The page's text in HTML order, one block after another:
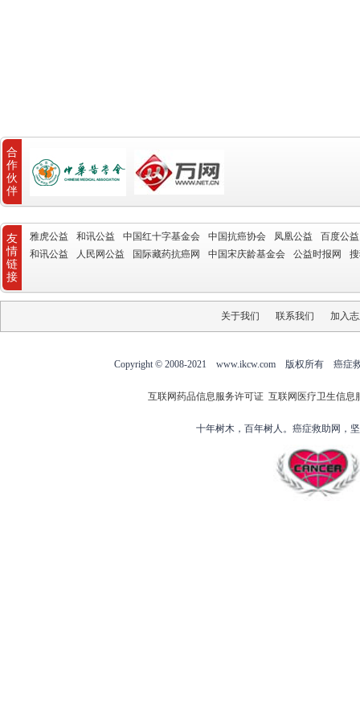
合
作
伙
伴
友
情
链
接
雅虎公益 和讯公益 中国红十字基金会 中国抗癌协会 凤凰公益
百度公益
和讯公益
人民网公益 国际藏药抗癌网 中国宋庆龄基金会 公益时报网
关于我们 联系我们 加入
Copyright © 2008-2021 www.ikcw.com 版权所有 癌症
互联网药品信息服务许可证 互联网医疗卫生信息
十年树木，百年树人。癌症救助网，